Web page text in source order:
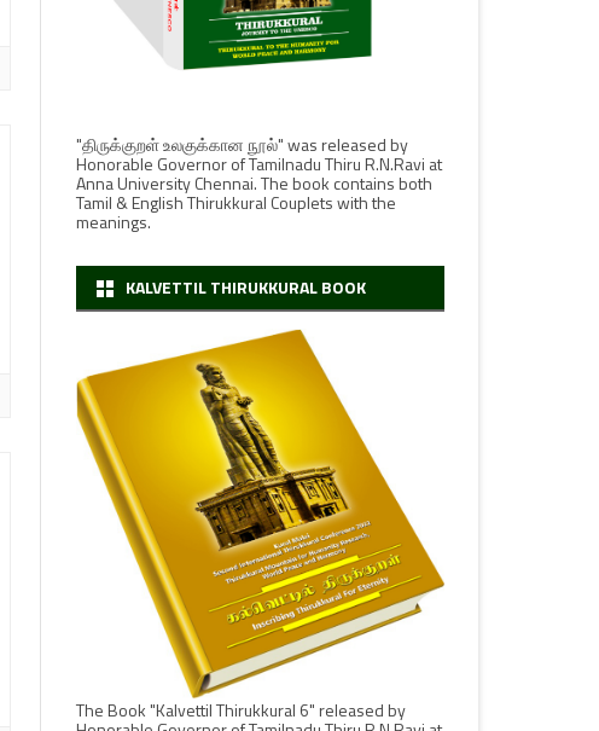
"திருக்குறள் உலகுக்கான நூல்" was released by
Honorable Governor of Tamilnadu Thiru R.N.Ravi at
Anna University Chennai. The book contains both
Tamil & English Thirukkural Couplets with the
meanings.
KALVETTIL THIRUKKURAL BOOK
The Book "Kalvettil Thirukkural 6" released by